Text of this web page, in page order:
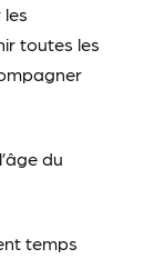
toutes les
du
temps